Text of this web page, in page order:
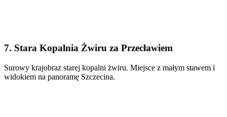
7. Stara Kopalnia Żwiru za Przecławiem
Surowy krajobraz starej kopalni żwiru. Miejsce z małym stawem i
widokiem na panoramę Szczecina.